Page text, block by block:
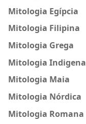
Mitologia Egípcia
Mitologia Filipina
Mitologia Grega
Mitologia Indigena
Mitologia Maia
Mitologia Nórdica
Mitologia Romana